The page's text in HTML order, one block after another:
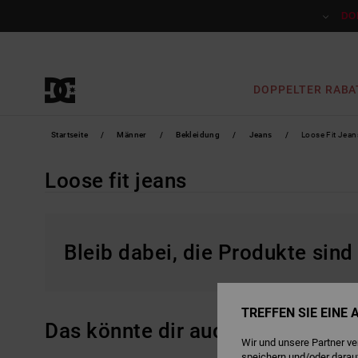
DOPPELTER
Startseite Männer Bekleidung Jeans Loose Fit
Loose fit jeans
Bleib dabei, die Produkte
Das könnte dir auch gefallen
TREFFEN SIE EINE
Wir und unsere Partner